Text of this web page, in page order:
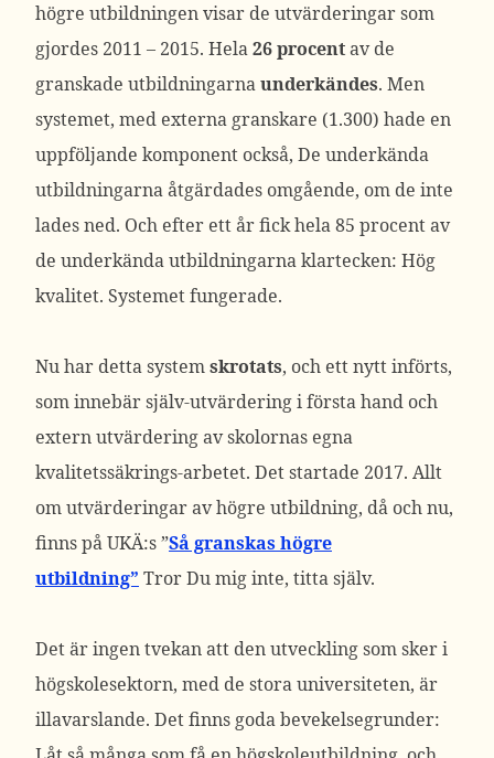
högre utbildningen visar de utvärderingar som
gjordes 2011 – 2015. Hela26 procentav de
granskade utbildningarnaunderkändes. Men
systemet, med externa granskare (1.300) hade en
uppföljande komponent också, De underkända
utbildningarna åtgärdades omgående, om de inte
lades ned. Och efter ett år fick hela 85 procent av
de underkända utbildningarna klartecken: Hög
kvalitet. Systemet fungerade.
Nu har detta systemskrotats, och ett nytt införts,
som innebär själv-utvärdering i första hand och
extern utvärdering av skolornas egna
kvalitetssäkrings-arbetet. Det startade 2017. Allt
om utvärderingar av högre utbildning, då och nu,
finns på UKÄ:s ”Så granskas högre
utbildning” Tror Du mig inte, titta själv.
Det är ingen tvekan att den utveckling som sker i
högskolesektorn, med de stora universiteten, är
illavarslande. Det finns goda bevekelsegrunder: